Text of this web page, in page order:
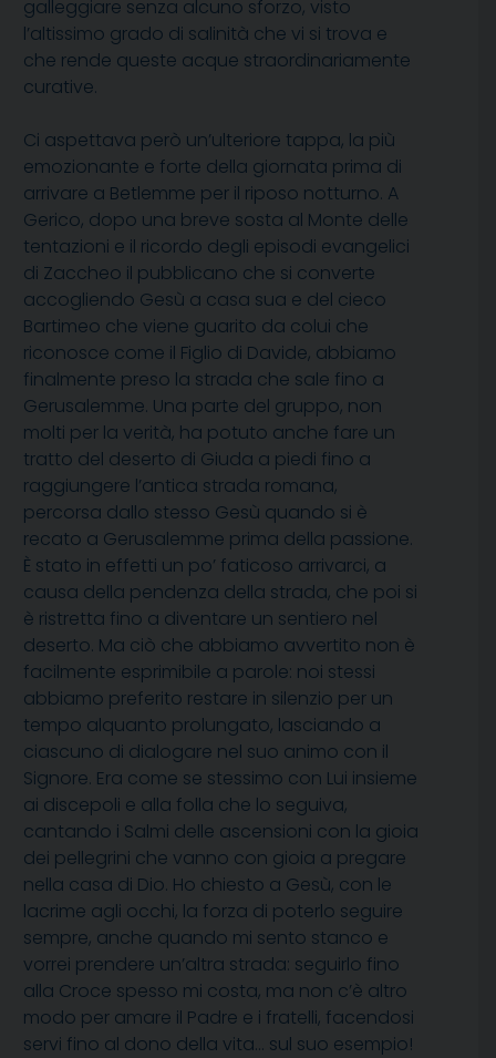
galleggiare senza alcuno sforzo, visto
l’altissimo grado di salinità che vi si trova e
che rende queste acque straordinariamente
curative.
Ci aspettava però un’ulteriore tappa, la più
emozionante e forte della giornata prima di
arrivare a Betlemme per il riposo notturno. A
Gerico, dopo una breve sosta al Monte delle
tentazioni e il ricordo degli episodi evangelici
di Zaccheo il pubblicano che si converte
accogliendo Gesù a casa sua e del cieco
Bartimeo che viene guarito da colui che
riconosce come il Figlio di Davide, abbiamo
finalmente preso la strada che sale fino a
Gerusalemme. Una parte del gruppo, non
molti per la verità, ha potuto anche fare un
tratto del deserto di Giuda a piedi fino a
raggiungere l’antica strada romana,
percorsa dallo stesso Gesù quando si è
recato a Gerusalemme prima della passione.
È stato in effetti un po’ faticoso arrivarci, a
causa della pendenza della strada, che poi si
è ristretta fino a diventare un sentiero nel
deserto. Ma ciò che abbiamo avvertito non è
facilmente esprimibile a parole: noi stessi
abbiamo preferito restare in silenzio per un
tempo alquanto prolungato, lasciando a
ciascuno di dialogare nel suo animo con il
Signore. Era come se stessimo con Lui insieme
ai discepoli e alla folla che lo seguiva,
cantando i Salmi delle ascensioni con la gioia
dei pellegrini che vanno con gioia a pregare
nella casa di Dio. Ho chiesto a Gesù, con le
lacrime agli occhi, la forza di poterlo seguire
sempre, anche quando mi sento stanco e
vorrei prendere un’altra strada: seguirlo fino
alla Croce spesso mi costa, ma non c’è altro
modo per amare il Padre e i fratelli, facendosi
servi fino al dono della vita… sul suo esempio!